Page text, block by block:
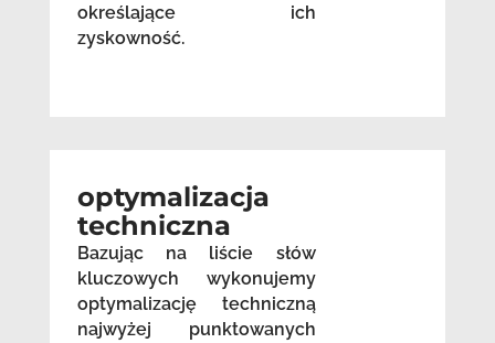
określające ich
zyskowność.
optymalizacja
techniczna
Bazując na liście słów
kluczowych wykonujemy
optymalizację techniczną
najwyżej punktowanych